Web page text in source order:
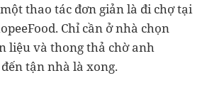
thao tác đơn giản là đi chợ tại
Chỉ cần ở nhà chọn
liệu và thong thả chờ anh
tận nhà là xong.